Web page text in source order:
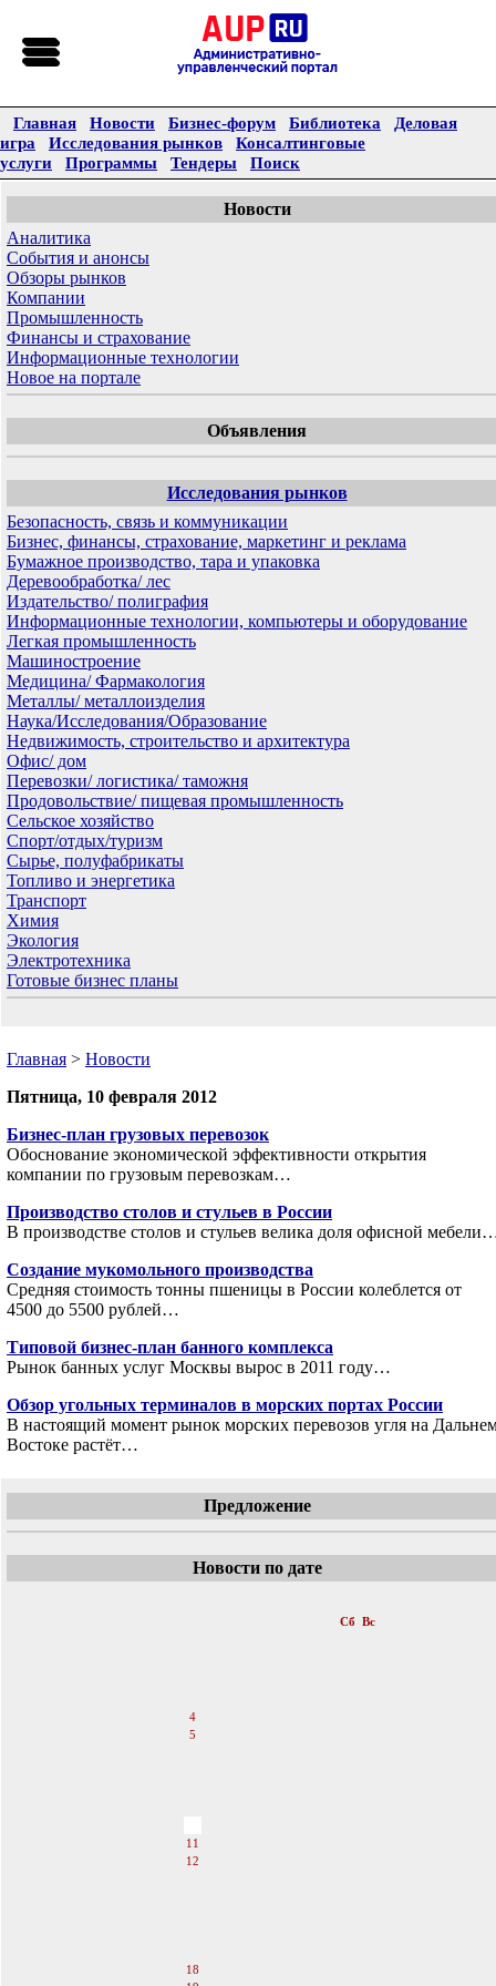
Главная Новости Бизнес-форум Библиотека
Деловая
игра
Исследования рынков
Консалтинговые
услуги
Программы Тендеры Поиск
Новости
Аналитика
События и анонсы
Обзоры рынков
Компании
Промышленность
Финансы и страхование
Информационные технологии
Новое на портале
Объявления
Исследования рынков
Безопасность, связь и коммуникации
Бизнес, финансы, страхование, маркетинг и реклама
Бумажное производство, тара и упаковка
Деревообработка/ лес
Издательство/ полиграфия
Информационные технологии, компьютеры и оборудование
Легкая промышленность
Машиностроение
Медицина/ Фармакология
Металлы/ металлоизделия
Наука/Исследования/Образование
Недвижимость, строительство и архитектура
Офис/ дом
Перевозки/ логистика/ таможня
Продовольствие/ пищевая промышленность
Сельское хозяйство
Спорт/отдых/туризм
Сырье, полуфабрикаты
Топливо и энергетика
Транспорт
Химия
Экология
Электротехника
Готовые бизнес планы
Главная > Новости
Пятница, 10 февраля 2012
Бизнес-план грузовых перевозок
Обоснование экономической эффективности открытия
компании по грузовым перевозкам…
Производство столов и стульев в России
В производстве столов и стульев велика доля офисной
Создание мукомольного производства
Средняя стоимость тонны пшеницы в России колеблется от
4500 до 5500 рублей…
Типовой бизнес-план банного комплекса
Рынок банных услуг Москвы вырос в 2011 году…
Обзор угольных терминалов в морских портах России
В настоящий момент рынок морских перевозов угля на
Востоке растёт…
Предложение
Новости по дате
Сб Вс
4
5
11
12
18